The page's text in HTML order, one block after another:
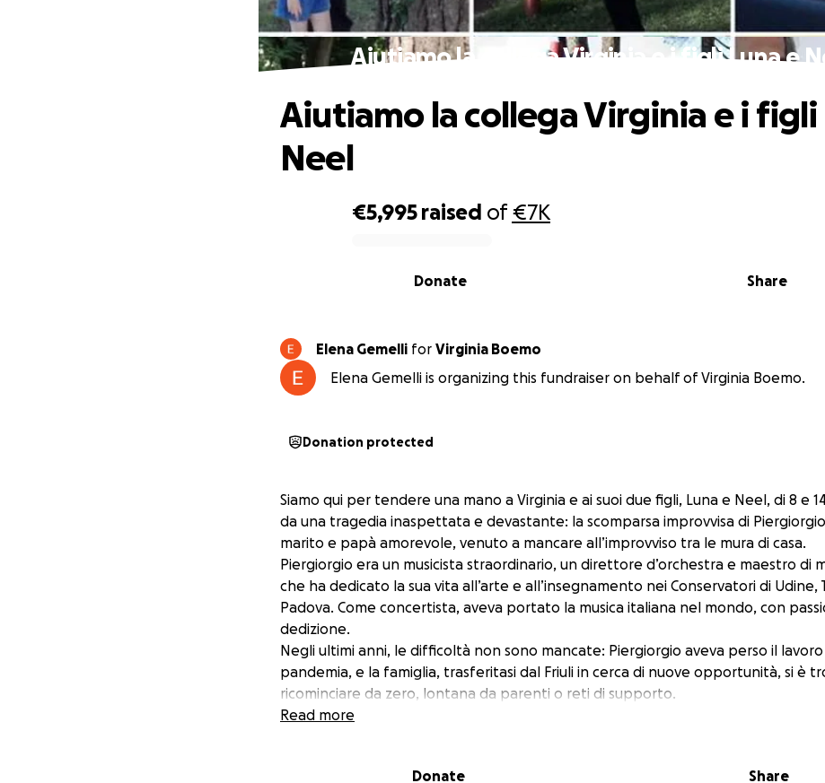
Aiutiamo la collega Virginia e i figli Luna e
€5,995 raised of€7K
Share
Donate
Aiutiamo la collega Virginia e i figli
Neel
Elena Gemelli for Virginia Boemo
Elena Gemelli is organizing this fundraiser on behalf of Virginia Boemo.
Donation protected
Siamo qui per tendere una mano a Virginia e ai suoi due figli, Luna e Neel, di 8 e
da una tragedia inaspettata e devastante: la scomparsa improvvisa di
marito e papà amorevole, venuto a mancare all’improvviso tra le mura di casa.
Piergiorgio era un musicista straordinario, un direttore d’orchestra e maestro di
che ha dedicato la sua vita all’arte e all’insegnamento nei Conservatori di Udine,
Padova. Come concertista, aveva portato la musica italiana nel mondo, con
dedizione.
Negli ultimi anni, le difficoltà non sono mancate: Piergiorgio aveva perso il lavoro
pandemia, e la famiglia, trasferitasi dal Friuli in cerca di nuove opportunità, si è
ricominciare da zero, lontana da parenti o reti di supporto.
Oggi, Virginia, Luna e Neel sono rimasti completamente soli, senza sostegni
Chiediamo il vostro aiuto per permettere a questa famiglia di affrontare
Read more
Donate Share